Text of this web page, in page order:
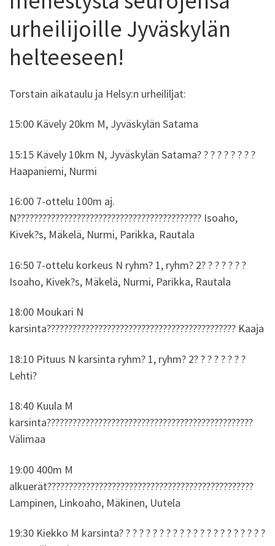
urheilijoille Jyväskylän
helteeseen!
Torstain aikataulu ja Helsy:n urheililjat:
15:00 Kävely 20km M, Jyväskylän Satama
15:15 Kävely 10km N, Jyväskylän Satama? ? ? ? ? ? ? ? ?
Haapaniemi, Nurmi
16:00 7-ottelu 100m aj.
N??????????????????????????????????????????? Isoaho,
Kivek?s, Mäkelä, Nurmi, Parikka, Rautala
16:50 7-ottelu korkeus N ryhm? 1, ryhm? 2? ? ? ? ? ? ?
Isoaho, Kivek?s, Mäkelä, Nurmi, Parikka, Rautala
18:00 Moukari N
karsinta???????????????????????????????????????????? Kaaja
18:10 Pituus N karsinta ryhm? 1, ryhm? 2? ? ? ? ? ? ? ?
Lehti?
18:40 Kuula M
karsinta????????????????????????????????????????????????
Välimaa
19:00 400m M
alkuerät????????????????????????????????????????????????
Lampinen, Linkoaho, Mäkinen, Uutela
19:30 Kiekko M karsinta? ? ? ? ? ? ? ? ? ? ? ? ? ? ? ? ? ? ? ? ? ?